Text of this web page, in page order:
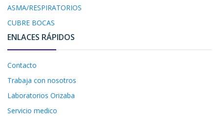
ASMA/RESPIRATORIOS
CUBRE BOCAS
ENLACES RÁPIDOS
Contacto
Trabaja con nosotros
Laboratorios Orizaba
Servicio medico